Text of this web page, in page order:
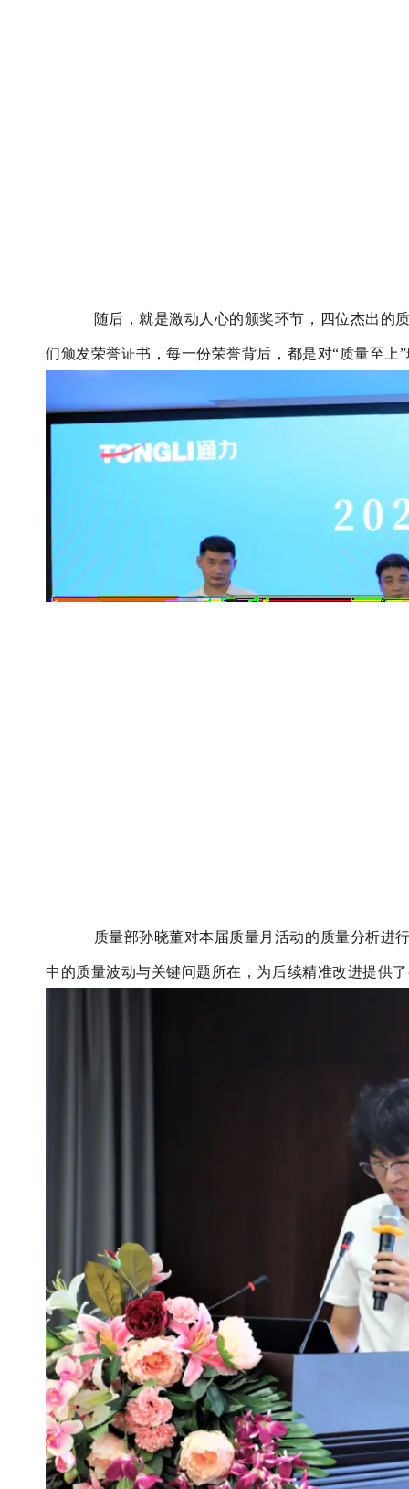
随后 ，就是激动人心的颁奖环节，四位杰出
们颁发荣誉证书，每一份荣誉背后，都是对“质量至上
质量部孙晓董对本届质量月活动的质量分析进
中的质量波动与关键问题所在，为后续精准改进提供